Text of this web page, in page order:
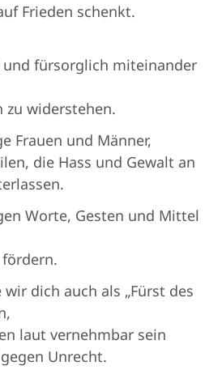
Frieden schenkt.
und fürsorglich miteinander
widerstehen.
Frauen und Männer,
die Hass und Gewalt an
Worte, Gesten und Mittel
dich auch als „Fürst des
laut vernehmbar sein
Unrecht.